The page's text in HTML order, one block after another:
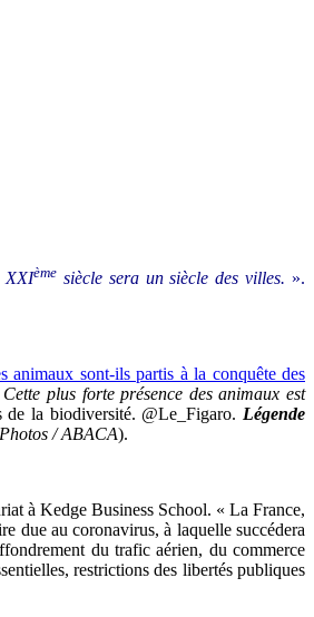
XXIèmesiècle sera un siècle des villes. ».
animaux sont-ils partis à la conquête des
Cette plus forte présence des animaux est
la biodiversité. @Le_Figaro. Légende
/ ABACA).
à Kedge Business School. « La France,
due au coronavirus, à laquelle succédera
du trafic aérien, du commerce
restrictions des libertés publiques